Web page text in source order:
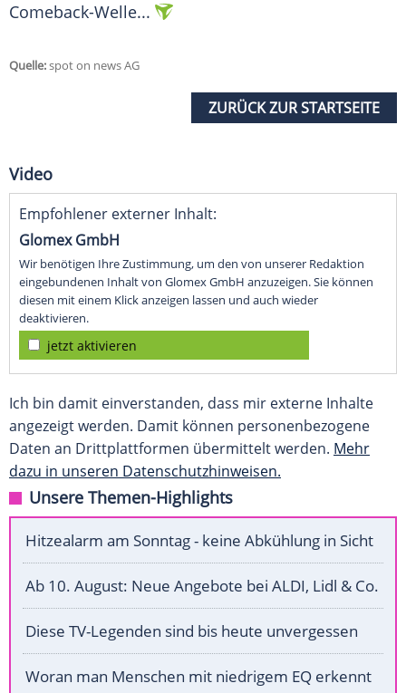
Comeback-Welle...
Quelle:spot on news AG
ZURÜCK ZUR STARTSEITE
Video
Empfohlener externer Inhalt:
Glomex GmbH
Wir benötigen Ihre Zustimmung, um den von unserer Redaktion
eingebundenen Inhalt von Glomex GmbH anzuzeigen. Sie können
diesen mit einem Klick anzeigen lassen und auch wieder
deaktivieren.
jetzt aktivieren
Ich bin damit einverstanden, dass mir externe Inhalte
angezeigt werden. Damit können personenbezogene
Daten an Drittplattformen übermittelt werden. Mehr
dazu in unseren Datenschutzhinweisen.
Unsere Themen-Highlights
Hitzealarm am Sonntag - keine Abkühlung in Sicht
Ab 10. August: Neue Angebote bei ALDI, Lidl & Co.
Diese TV-Legenden sind bis heute unvergessen
Woran man Menschen mit niedrigem EQ erkennt